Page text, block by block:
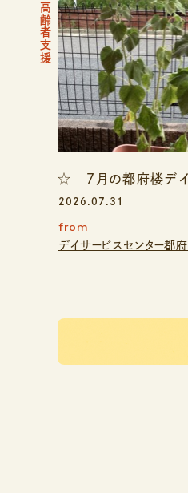
☆ ７月の都府楼
2026.07.31
from
デイサービスセンター都
高齢者支援